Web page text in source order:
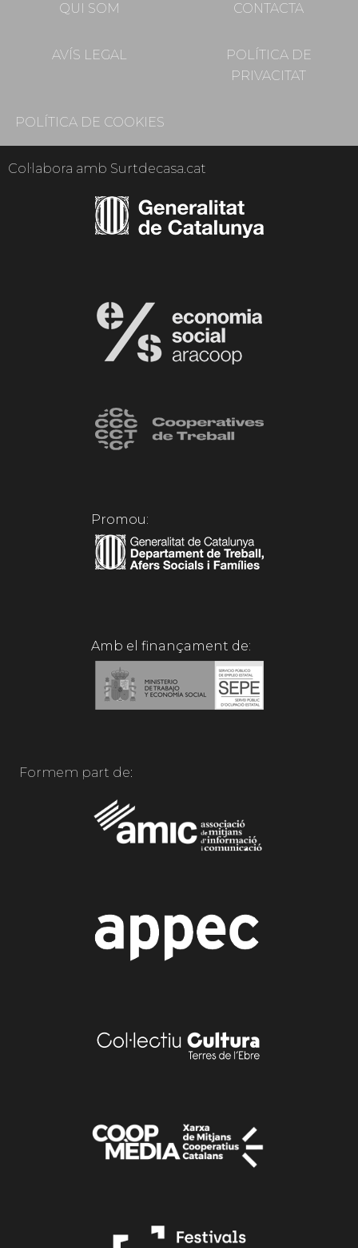
QUI SOM CONTACTA
AVÍS LEGAL
POLÍTICA DE
PRIVACITAT
POLÍTICA DE COOKIES
Col·labora amb Surtdecasa.cat
Promou:
Amb el finançament de:
Formem part de: